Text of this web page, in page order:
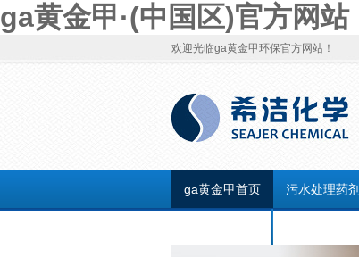
ga黄金甲·(中国区)官方网站
欢迎光临ga黄金甲环保官方网站！
ga黄金甲首页 污水处理药剂